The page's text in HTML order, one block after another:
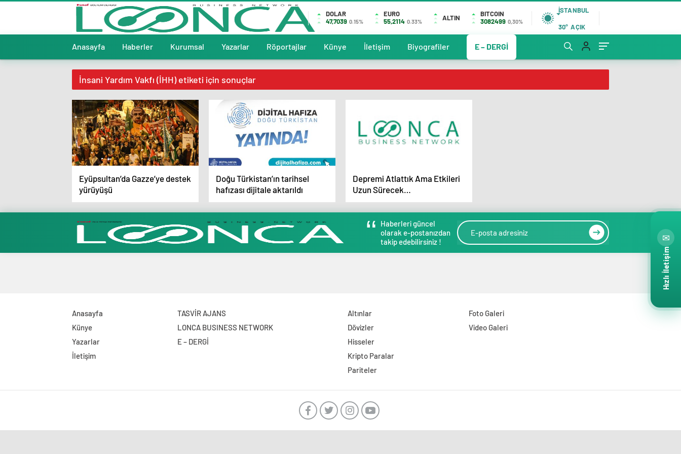
DOLAR
47,7039 0.15%
EURO
55,2114 0.33% ALTIN
BITCOIN
3082499 0,30%
İSTANBUL
30° AÇIK
Anasayfa Haberler Kurumsal Yazarlar Röportajlar Künye İletişim Biyografiler E – DERGİ
İnsani Yardım Vakfı (İHH) etiketi için sonuçlar
Eyüpsultan’da Gazze’ye destek
yürüyüşü
Doğu Türkistan’ın tarihsel
hafızası dijitale aktarıldı
Depremi Atlattık Ama Etkileri
Uzun Sürecek…
Haberleri güncel
olarak e-postanızdan
takip edebilirsiniz !
Anasayfa
Künye
Yazarlar
İletişim
TASVİR AJANS
LONCA BUSINESS NETWORK
E – DERGİ
Altınlar
Dövizler
Hisseler
Kripto Paralar
Pariteler
Foto Galeri
Video Galeri
✉
Hızlı İletişim